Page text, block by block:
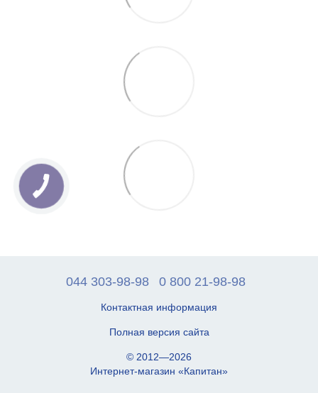
044 303-98-98 0 800 21-98-98
Контактная информация
Полная версия сайта
© 2012—2026
Интернет-магазин «Капитан»